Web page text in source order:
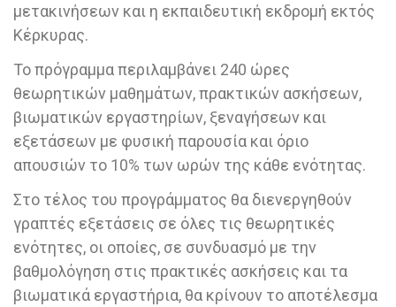
μετακινήσεων και η εκπαιδευτική εκδρομή εκτός
Κέρκυρας.
Το πρόγραμμα περιλαμβάνει 240 ώρες
θεωρητικών μαθημάτων, πρακτικών ασκήσεων,
βιωματικών εργαστηρίων, ξεναγήσεων και
εξετάσεων με φυσική παρουσία και όριο
απουσιών το 10% των ωρών της κάθε ενότητας.
Στο τέλος του προγράμματος θα διενεργηθούν
γραπτές εξετάσεις σε όλες τις θεωρητικές
ενότητες, οι οποίες, σε συνδυασμό με την
βαθμολόγηση στις πρακτικές ασκήσεις και τα
βιωματικά εργαστήρια, θα κρίνουν το αποτέλεσμα